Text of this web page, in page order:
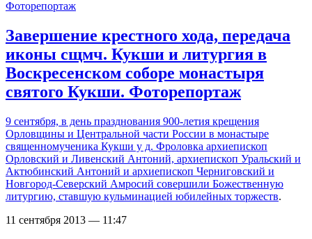
Завершение крестного хода, передача
иконы сщмч. Кукши и литургия в
Воскресенском соборе монастыря
святого Кукши. Фоторепортаж
9 сентября, в день празднования 900-летия крещения
Орловщины и Центральной части России в монастыре
священномученика Кукши у д. Фроловка архиепископ
Орловский и Ливенский Антоний, архиепископ Уральский и
Актюбинский Антоний и архиепископ Черниговский и
Новгород-Северский Амросий совершили Божественную
литургию, ставшую кульминацией юбилейных торжеств.
11 сентября 2013 — 11:47